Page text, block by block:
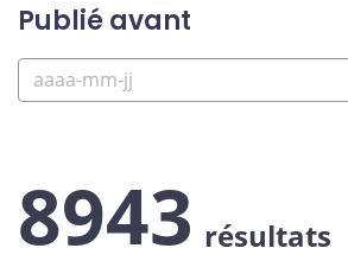
Publié avant
8943 résultats